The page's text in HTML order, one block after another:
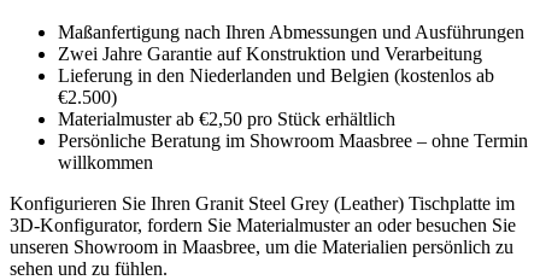
Maßanfertigung nach Ihren Abmessungen und Ausführungen
Zwei Jahre Garantie auf Konstruktion und Verarbeitung
Lieferung in den Niederlanden und Belgien (kostenlos ab
€2.500)
Materialmuster ab €2,50 pro Stück erhältlich
Persönliche Beratung im Showroom Maasbree – ohne Termin
willkommen
Konfigurieren Sie Ihren Granit Steel Grey (Leather) Tischplatte im
3D-Konfigurator, fordern Sie Materialmuster an oder besuchen Sie
unseren Showroom in Maasbree, um die Materialien persönlich zu
sehen und zu fühlen.